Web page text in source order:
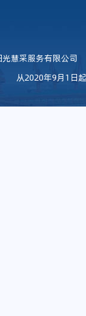
慧采服务有限公司
从2020年9月1日